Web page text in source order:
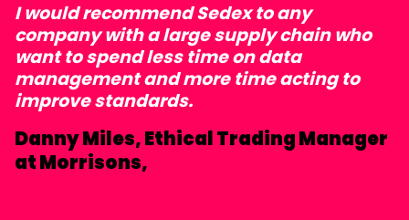
I would recommend Sedex to any
company with a large supply chain who
want to spend less time on data
management and more time acting to
improve standards.
Danny Miles, Ethical Trading Manager
at Morrisons,